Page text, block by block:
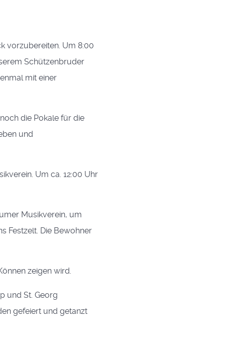
vorzubereiten. Um 8:00
Schützenbruder
mit einer
die Pokale für die
und
Um ca. 12:00 Uhr
Musikverein, um
Festzelt. Die Bewohner
zeigen wird.
und St. Georg
gefeiert und getanzt